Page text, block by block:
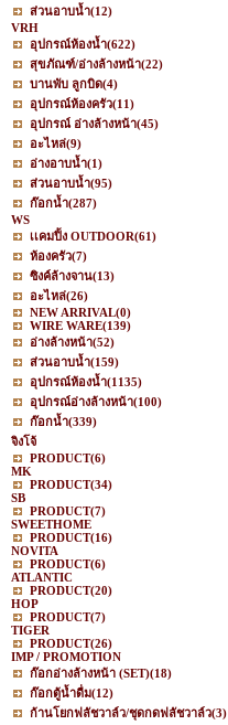
ส่วนอาบน้ำ(12)
VRH
อุปกรณ์ห้องน้ำ(622)
สุขภัณฑ์/อ่างล้างหน้า(22)
บานพับ ลูกบิด(4)
อุปกรณ์ห้องครัว(11)
อุปกรณ์ อ่างล้างหน้า(45)
อะไหล่(9)
อ่างอาบน้ำ(1)
ส่วนอาบน้ำ(95)
ก๊อกน้ำ(287)
WS
เเคมปิ้ง OUTDOOR(61)
ห้องครัว(7)
ซิงค์ล้างจาน(13)
อะไหล่(26)
NEW ARRIVAL(0)
WIRE WARE(139)
อ่างล้างหน้า(52)
ส่วนอาบน้ำ(159)
อุปกรณ์ห้องน้ำ(1135)
อุปกรณ์อ่างล้างหน้า(100)
ก๊อกน้ำ(339)
จิงโจ้
PRODUCT(6)
MK
PRODUCT(34)
SB
PRODUCT(7)
SWEETHOME
PRODUCT(16)
NOVITA
PRODUCT(6)
ATLANTIC
PRODUCT(20)
HOP
PRODUCT(7)
TIGER
PRODUCT(26)
IMP / PROMOTION
ก๊อกอ่างล้างหน้า (SET)(18)
ก๊อกตู้น้ำดื่ม(12)
ก้านโยกฟลัชวาล์ว/ชุดกดฟลัชวาล์ว(3)